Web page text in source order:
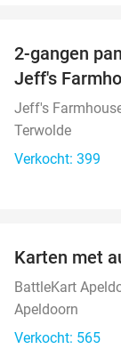
2-gangen
Jeff's
Jeff's
Terwolde
Verkocht: 399
Karten met
BattleKart
Apeldoorn
Verkocht: 565